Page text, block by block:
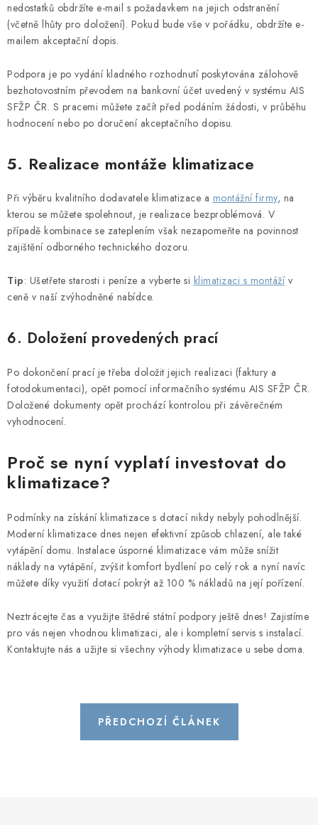
nedostatků obdržíte e-mail s požadavkem na jejich odstranění
(včetně lhůty pro doložení). Pokud bude vše v pořádku, obdržíte e-
mailem akceptační dopis.
Podpora je po vydání kladného rozhodnutí poskytována zálohově
bezhotovostním převodem na bankovní účet uvedený v systému AIS
SFŽP ČR. S pracemi můžete začít před podáním žádosti, v průběhu
hodnocení nebo po doručení akceptačního dopisu.
5. Realizace montáže klimatizace
Při výběru kvalitního dodavatele klimatizace a montážní firmy, na
kterou se můžete spolehnout, je realizace bezproblémová. V
případě kombinace se zateplením však nezapomeňte na povinnost
zajištění odborného technického dozoru.
Tip: Ušetřete starosti i peníze a vyberte si klimatizaci s montážív
ceně v naší zvýhodněné nabídce.
6. Doložení provedených prací
Po dokončení prací je třeba doložit jejich realizaci (faktury a
fotodokumentaci), opět pomocí informačního systému AIS SFŽP ČR.
Doložené dokumenty opět prochází kontrolou při závěrečném
vyhodnocení.
Proč se nyní vyplatí investovat do
klimatizace?
Podmínky na získání klimatizace s dotací nikdy nebyly pohodlnější.
Moderní klimatizace dnes nejen efektivní způsob chlazení, ale také
vytápění domu. Instalace úsporné klimatizace vám může snížit
náklady na vytápění, zvýšit komfort bydlení po celý rok a nyní navíc
můžete díky využití dotací pokrýt až 100 % nákladů na její pořízení.
Neztrácejte čas a využijte štědré státní podpory ještě dnes! Zajistíme
pro vás nejen vhodnou klimatizaci, ale i kompletní servis s instalací.
Kontaktujte nás a užijte si všechny výhody klimatizace u sebe doma.
PŘEDCHOZÍ ČLÁNEK